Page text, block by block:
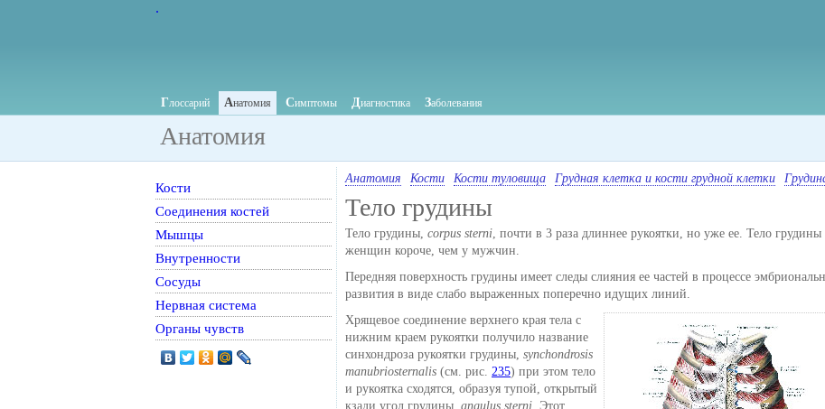
.
Глоссарий Анатомия Симптомы Диагностика Заболевания
Анатомия
Анатомия Кости Кости туловища Грудная клетка и кости грудной клетки
Тело грудины
Тело грудины, corpus sterni, почти в 3 раза длиннее рукоятки, но уже ее. Тело грудины
женщин короче, чем у мужчин.
Передняя поверхность грудины имеет следы слияния ее частей в процессе
развития в виде слабо выраженных поперечно идущих линий.
Хрящевое соединение верхнего края тела с
нижним краем рукоятки получило название
синхондроза рукоятки грудины, synchondrosis
manubriosternalis (см. рис. 235) при этом тело
и рукоятка сходятся, образуя тупой, открытый
кзади угол грудины, angulus sterni. Этот
Кости
Соединения костей
Мышцы
Внутренности
Сосуды
Нервная система
Органы чувств